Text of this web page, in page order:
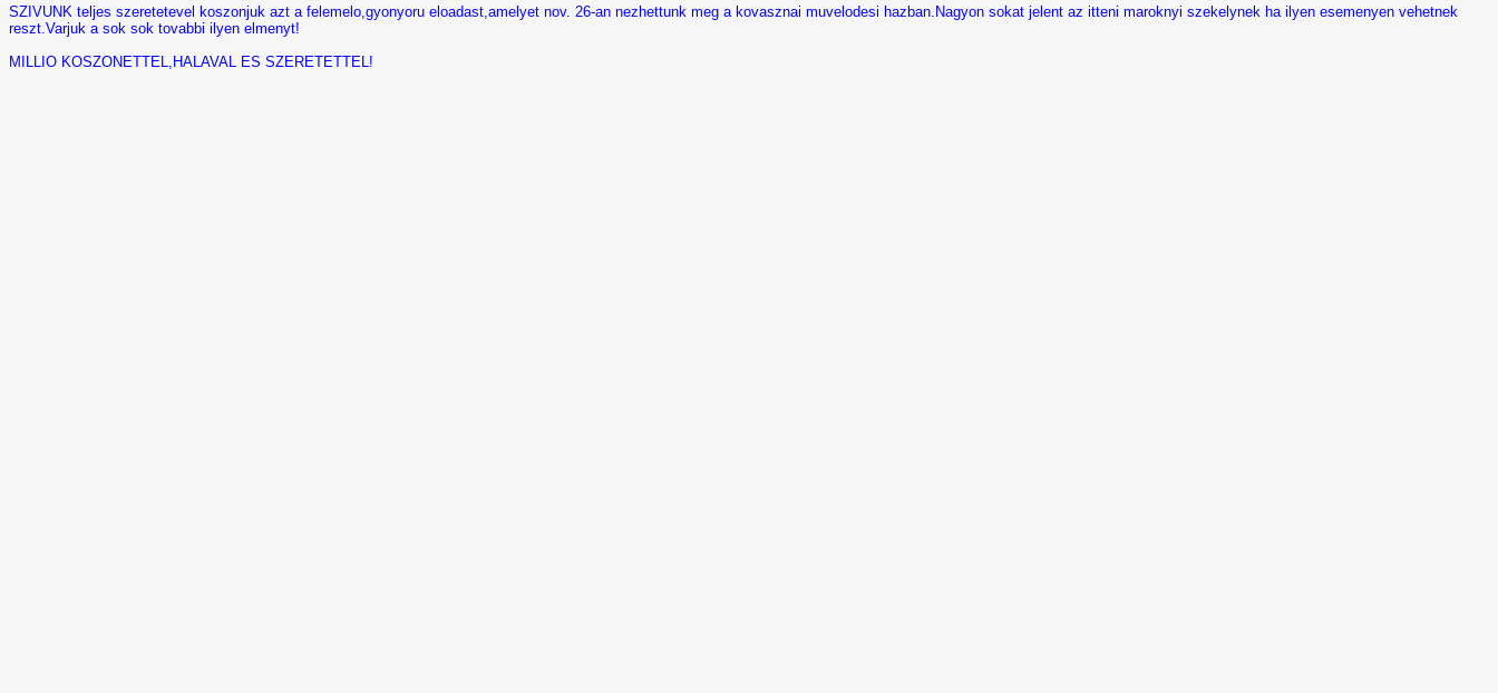
SZIVUNK teljes szeretetevel koszonjuk azt a felemelo,gyonyoru eloadast,amelyet nov. 26-an nezhettunk meg a kovasznai muvelodesi hazban.Nagyon sokat jelent az itteni maroknyi szekelynek ha ilyen esemenyen vehetnek
reszt.Varjuk a sok sok tovabbi ilyen elmenyt!
MILLIO KOSZONETTEL,HALAVAL ES SZERETETTEL!